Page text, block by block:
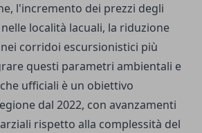
l'incremento dei prezzi degli
località lacuali, la riduzione
corridoi escursionistici più
questi parametri ambientali e
ufficiali è un obiettivo
dal 2022, con avanzamenti
rispetto alla complessità del